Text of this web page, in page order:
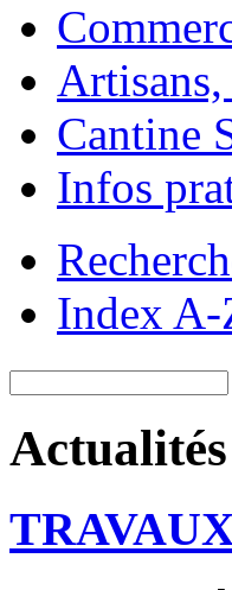
Artisans,
Cantine
Infos
Index A-
Actualités